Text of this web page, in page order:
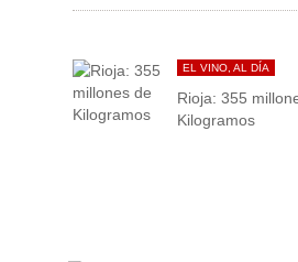
EL VINO, AL DÍA
Rioja: 355
Kilogramos